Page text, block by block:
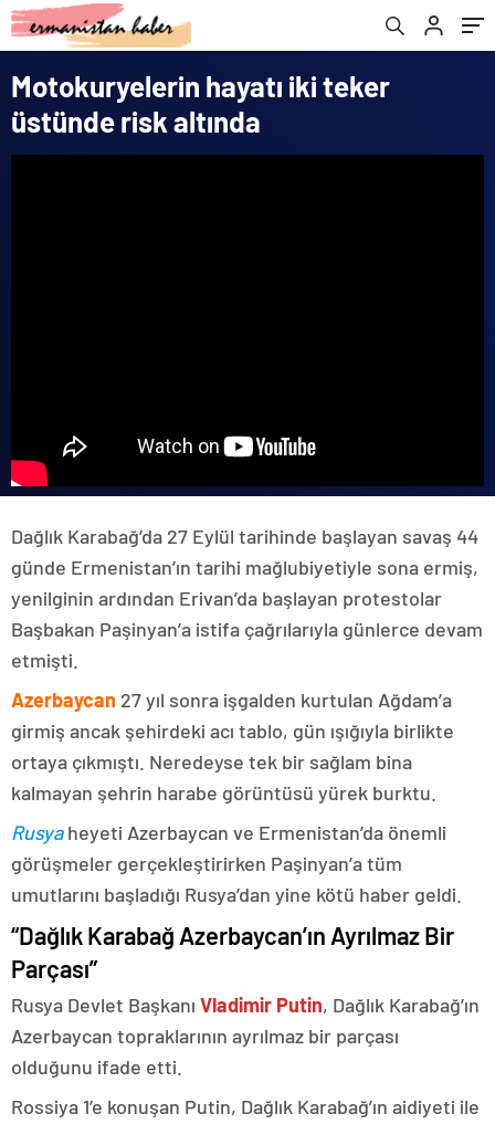
Motokuryelerin hayatı iki teker
üstünde risk altında
Dağlık Karabağ’da 27 Eylül tarihinde başlayan savaş 44
günde Ermenistan’ın tarihi mağlubiyetiyle sona ermiş,
yenilginin ardından Erivan’da başlayan protestolar
Başbakan Paşinyan’a istifa çağrılarıyla günlerce devam
etmişti.
Azerbaycan 27 yıl sonra işgalden kurtulan Ağdam’a
girmiş ancak şehirdeki acı tablo, gün ışığıyla birlikte
ortaya çıkmıştı. Neredeyse tek bir sağlam bina
kalmayan şehrin harabe görüntüsü yürek burktu.
Rusyaheyeti Azerbaycan ve Ermenistan’da önemli
görüşmeler gerçekleştirirken Paşinyan’a tüm
umutlarını başladığı Rusya’dan yine kötü haber geldi.
“Dağlık Karabağ Azerbaycan’ın Ayrılmaz Bir
Parçası”
Rusya Devlet Başkanı Vladimir Putin, Dağlık Karabağ’ın
Azerbaycan topraklarının ayrılmaz bir parçası
olduğunu ifade etti.
Rossiya 1’e konuşan Putin, Dağlık Karabağ’ın aidiyeti ile